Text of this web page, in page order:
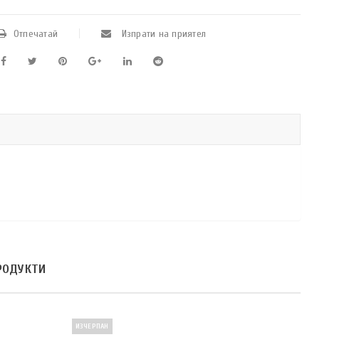
Отпечатай Изпрати на приятел
ИЗЧЕРПАН